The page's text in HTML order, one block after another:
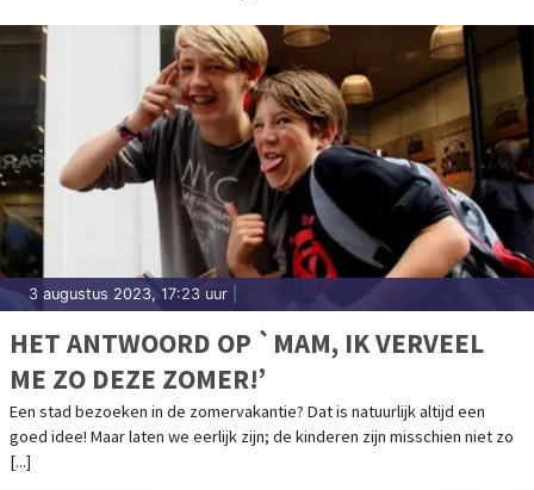
3 augustus 2023, 17:23 uur
HET ANTWOORD OP `MAM, IK VERVEEL
ME ZO DEZE ZOMER!’
Een stad bezoeken in de zomervakantie? Dat is natuurlijk altijd een
goed idee! Maar laten we eerlijk zijn; de kinderen zijn misschien niet zo
[...]